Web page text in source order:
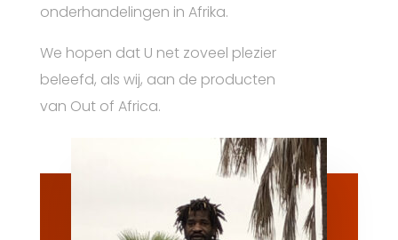
onderhandelingen in Afrika.
We hopen dat U net zoveel plezier
beleefd, als wij, aan de producten
van Out of Africa.